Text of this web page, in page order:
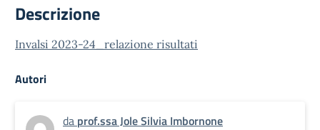
Descrizione
Invalsi 2023-24_relazione risultati
Autori
da prof.ssa Jole Silvia Imbornone